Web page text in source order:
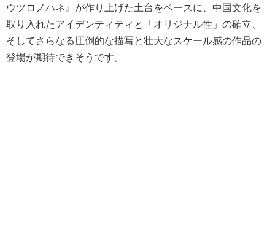
ウツロノハネ』が作り上げた土台をベースに、 中国文化を
取り入れたアイデンティティと「オリジナル性」の確立、
そしてさらなる圧倒的な描写と壮大なスケール感の作品の
登場が期待できそうです。